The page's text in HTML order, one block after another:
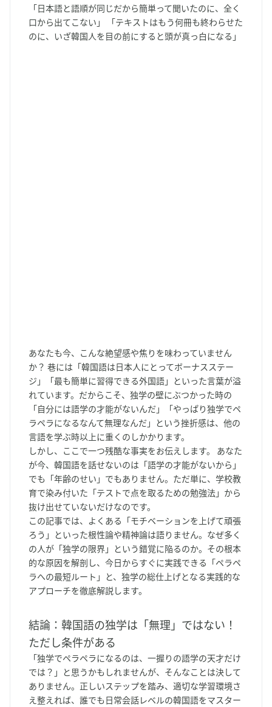
「日本語と語順が同じだから簡単って聞いたのに、全く
口から出てこない」 「テキストはもう何冊も終わらせた
のに、いざ韓国人を目の前にすると頭が真っ白になる」
あなたも今、こんな絶望感や焦りを味わっていません
か？ 巷には「韓国語は日本人にとってボーナスステー
ジ」「最も簡単に習得できる外国語」といった言葉が溢
れています。だからこそ、独学の壁にぶつかった時の
「自分には語学の才能がないんだ」「やっぱり独学でペ
ラペラになるなんて無理なんだ」という挫折感は、他の
言語を学ぶ時以上に重くのしかかります。
しかし、ここで一つ残酷な事実をお伝えします。 あなた
が今、韓国語を話せないのは「語学の才能がないから」
でも「年齢のせい」でもありません。ただ単に、学校教
育で染み付いた「テストで点を取るための勉強法」から
抜け出せていないだけなのです。
この記事では、よくある「モチベーションを上げて頑張
ろう」といった根性論や精神論は語りません。なぜ多く
の人が「独学の限界」という錯覚に陥るのか。その根本
的な原因を解剖し、今日からすぐに実践できる「ペラペ
ラへの最短ルート」と、独学の総仕上げとなる実践的な
アプローチを徹底解説します。
結論：韓国語の独学は「無理」ではない！
ただし条件がある
「独学でペラペラになるのは、一握りの語学の天才だけ
では？」と思うかもしれませんが、そんなことは決して
ありません。正しいステップを踏み、適切な学習環境さ
え整えれば、誰でも日常会話レベルの韓国語をマスター